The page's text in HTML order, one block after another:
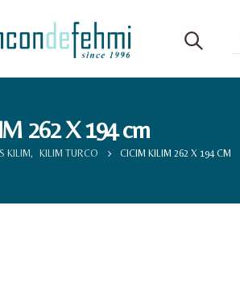
262 X 194 cm
KILIM, KILIM TURCO CICIM KILIM 262 X 194 CM